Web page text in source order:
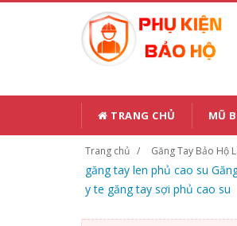
TRANG CHỦ MŨ
Trang chủ Găng Tay Bảo Hộ
găng tay len phủ cao su
y te găng tay sợi phủ cao su